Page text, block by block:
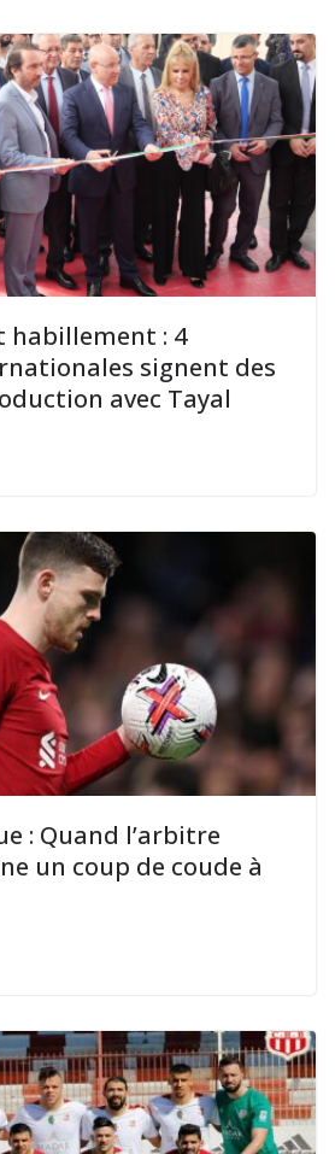
habillement : 4
signent des
avec Tayal
: Quand l’arbitre
un coup de coude à